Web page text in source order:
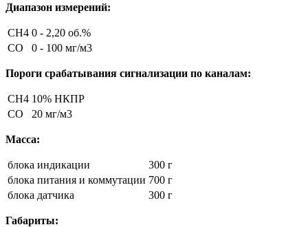
Диапазон измерений:
CH4 0 - 2,20 об.%
CO
0 - 100 мг/м3
Пороги срабатывания сигнализации по каналам:
СH4 10% НКПР
CO
20 мг/м3
Масса:
блока индикации
300 г
блока питания и коммутации 700 г
блока датчика
300 г
Габариты: